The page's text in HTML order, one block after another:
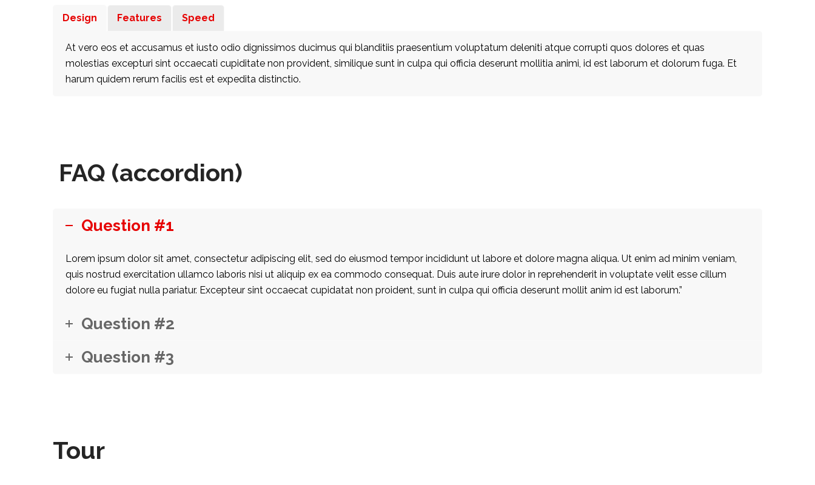
Design Features Speed
At vero eos et accusamus et iusto odio dignissimos ducimus qui blanditiis praesentium voluptatum deleniti atque corrupti quos dolores et quas
molestias excepturi sint occaecati cupiditate non provident, similique sunt in culpa qui officia deserunt mollitia animi, id est laborum et dolorum fuga. Et
harum quidem rerum facilis est et expedita distinctio.
FAQ (accordion)
Question #1
Lorem ipsum dolor sit amet, consectetur adipiscing elit, sed do eiusmod tempor incididunt ut labore et dolore magna aliqua. Ut enim ad minim veniam,
quis nostrud exercitation ullamco laboris nisi ut aliquip ex ea commodo consequat. Duis aute irure dolor in reprehenderit in voluptate velit esse cillum
dolore eu fugiat nulla pariatur. Excepteur sint occaecat cupidatat non proident, sunt in culpa qui officia deserunt mollit anim id est laborum.”
Question #2
Question #3
Tour